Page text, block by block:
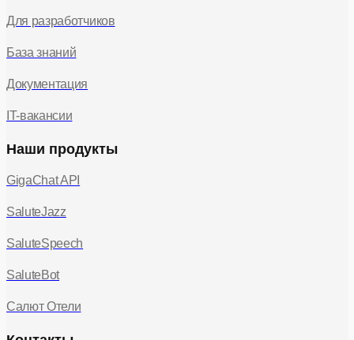
Для разработчиков
База знаний
Документация
IT-вакансии
Наши продукты
GigaChat API
SaluteJazz
SaluteSpeech
SaluteBot
Салют Отели